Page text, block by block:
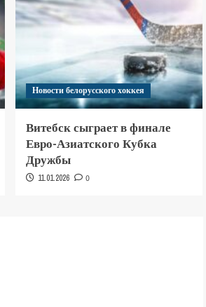
Новости белорусского хоккея
Витебск сыграет в финале
Евро-Азиатского Кубка
Дружбы
11.01.2026 0